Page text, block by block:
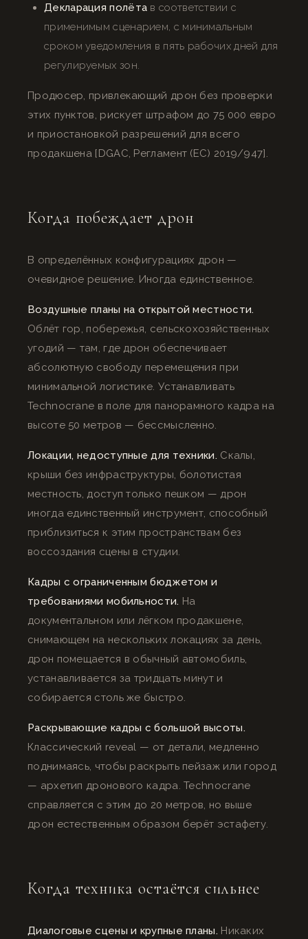
Декларация полёта в соответствии с
применимым сценарием, с минимальным
сроком уведомления в пять рабочих дней для
регулируемых зон.
Продюсер, привлекающий дрон без проверки
этих пунктов, рискует штрафом до 75 000 евро
и приостановкой разрешений для всего
продакшена [DGAC, Регламент (ЕС) 2019/947].
Когда побеждает дрон
В определённых конфигурациях дрон —
очевидное решение. Иногда единственное.
Воздушные планы на открытой местности.
Облёт гор, побережья, сельскохозяйственных
угодий — там, где дрон обеспечивает
абсолютную свободу перемещения при
минимальной логистике. Устанавливать
Technocrane в поле для панорамного кадра на
высоте 50 метров — бессмысленно.
Локации, недоступные для техники. Скалы,
крыши без инфраструктуры, болотистая
местность, доступ только пешком — дрон
иногда единственный инструмент, способный
приблизиться к этим пространствам без
воссоздания сцены в студии.
Кадры с ограниченным бюджетом и
требованиями мобильности. На
документальном или лёгком продакшене,
снимающем на нескольких локациях за день,
дрон помещается в обычный автомобиль,
устанавливается за тридцать минут и
собирается столь же быстро.
Раскрывающие кадры с большой высоты.
Классический reveal — от детали, медленно
поднимаясь, чтобы раскрыть пейзаж или город
— архетип дронового кадра. Technocrane
справляется с этим до 20 метров, но выше
дрон естественным образом берёт эстафету.
Когда техника остаётся сильнее
Диалоговые сцены и крупные планы. Никаких